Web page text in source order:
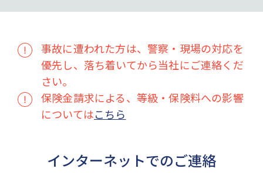
事故に遭われた方は、警察・現場の対応を
優先し、落ち着いてから当社にご連絡くだ
さい。
保険金請求による、等級・保険料への影響
についてはこちら
インターネットでのご連絡